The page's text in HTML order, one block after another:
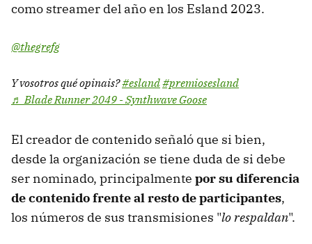
como streamer del año en los Esland 2023.
@thegrefg
Y vosotros qué opinais?#esland#premiosesland
♬ Blade Runner 2049 - Synthwave Goose
El creador de contenido señaló que si bien,
desde la organización se tiene duda de si debe
ser nominado, principalmente por su diferencia
de contenido frente al resto de participantes,
los números de sus transmisiones "lo respaldan".